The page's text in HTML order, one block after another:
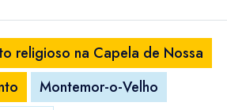
religioso na Capela de Nossa
Montemor-o-Velho